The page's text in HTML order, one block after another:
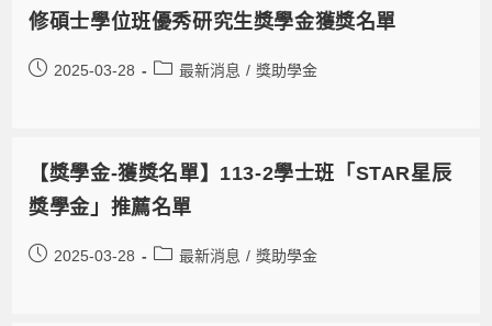
修碩士學位班優秀研究生獎學金獲獎名單
2025-03-28 最新消息 / 獎助學金
【獎學金-獲獎名單】113-2學士班「STAR星辰
獎學金」推薦名單
2025-03-28 最新消息 / 獎助學金